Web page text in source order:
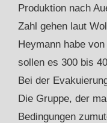
Produktion nach
Zahl gehen laut
Heymann habe
sollen es 300 bis
Bei der
Die Gruppe, der
Bedingungen